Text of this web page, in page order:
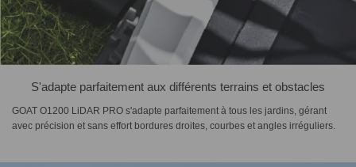
S'adapte parfaitement aux différents terrains et obstacles
GOAT O1200 LiDAR PRO s'adapte parfaitement à tous les jardins, gérant
avec précision et sans effort bordures droites, courbes et angles irréguliers.